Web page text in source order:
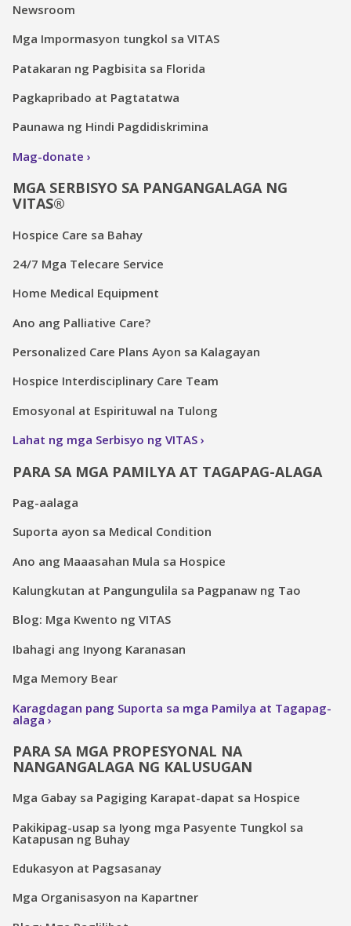
Newsroom
Mga Impormasyon tungkol sa VITAS
Patakaran ng Pagbisita sa Florida
Pagkapribado at Pagtatatwa
Paunawa ng Hindi Pagdidiskrimina
Mag-donate
MGA SERBISYO SA PANGANGALAGA NG
VITAS®
Hospice Care sa Bahay
24/7 Mga Telecare Service
Home Medical Equipment
Ano ang Palliative Care?
Personalized Care Plans Ayon sa Kalagayan
Hospice Interdisciplinary Care Team
Emosyonal at Espirituwal na Tulong
Lahat ng mga Serbisyo ng VITAS
PARA SA MGA PAMILYA AT TAGAPAG-ALAGA
Pag-aalaga
Suporta ayon sa Medical Condition
Ano ang Maaasahan Mula sa Hospice
Kalungkutan at Pangungulila sa Pagpanaw ng Tao
Blog: Mga Kwento ng VITAS
Ibahagi ang Inyong Karanasan
Mga Memory Bear
Karagdagan pang Suporta sa mga Pamilya at Tagapag-
alaga
PARA SA MGA PROPESYONAL NA
NANGANGALAGA NG KALUSUGAN
Mga Gabay sa Pagiging Karapat-dapat sa Hospice
Pakikipag-usap sa Iyong mga Pasyente Tungkol sa
Katapusan ng Buhay
Edukasyon at Pagsasanay
Mga Organisasyon na Kapartner